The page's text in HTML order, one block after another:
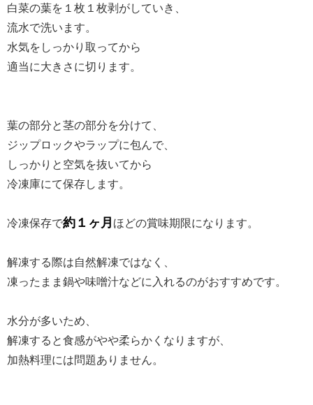
白菜の葉を１枚１枚剥がしていき、
流水で洗います。
水気をしっかり取ってから
適当に大きさに切ります。
葉の部分と茎の部分を分けて、
ジップロックやラップに包んで、
しっかりと空気を抜いてから
冷凍庫にて保存します。
冷凍保存で約１ヶ月 ほどの賞味期限になります。
解凍する際は自然解凍ではなく、
凍ったまま鍋や味噌汁などに入れるのがおすすめです。
水分が多いため、
解凍すると食感がやや柔らかくなりますが、
加熱料理には問題ありません。